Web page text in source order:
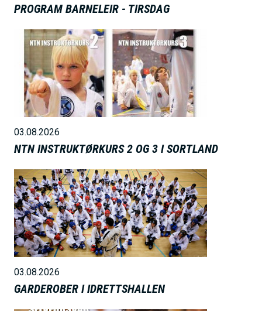
PROGRAM BARNELEIR - TIRSDAG
03.08.2026
NTN INSTRUKTØRKURS 2 OG 3 I SORTLAND
B
i
l
d
e
03.08.2026
GARDEROBER I IDRETTSHALLEN